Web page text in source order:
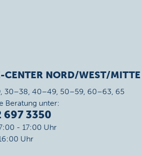
CENTER NORD/WEST/MITTE
30–38, 40–49, 50–59, 60–63, 65
Beratung unter:
697 3350
- 17:00 Uhr
Uhr